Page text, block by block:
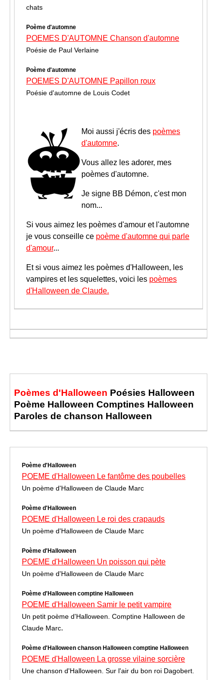
chats
Poème d'automne
POEMES D'AUTOMNE Chanson d'automne
Poésie de Paul Verlaine
Poème d'automne
POEMES D'AUTOMNE Papillon roux
Poésie d'automne de Louis Codet
Moi aussi j'écris des poèmes
d'automne.
Vous allez les adorer, mes
poèmes d'automne.
Je signe BB Démon, c'est mon
nom...
Si vous aimez les poèmes d'amour et l'automne
je vous conseille ce poème d'automne qui parle
d'amour...
Et si vous aimez les poèmes d'Halloween, les
vampires et les squelettes, voici les poèmes
d'Halloween de Claude.
Poèmes d'Halloween Poésies Halloween
Poème Halloween Comptines Halloween
Paroles de chanson Halloween
Poème d'Halloween
POEME d'Halloween Le fantôme des poubelles
Un poème d'Halloween de Claude Marc
Poème d'Halloween
POEME d'Halloween Le roi des crapauds
Un poème d'Halloween de Claude Marc
Poème d'Halloween
POEME d'Halloween Un poisson qui pète
Un poème d'Halloween de Claude Marc
Poème d'Halloween comptine Halloween
POEME d'Halloween Samir le petit vampire
Un petit poème d'Halloween. Comptine Halloween de
Claude Marc.
Poème d'Halloween chanson Halloween comptine Halloween
POEME d'Halloween La grosse vilaine sorcière
Une chanson d'Halloween. Sur l'air du bon roi Dagobert.